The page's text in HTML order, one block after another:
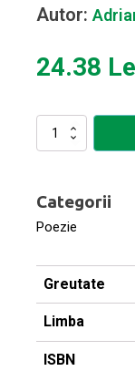
Autor:
24.38
Cantitate
Lacrimi
Categorii
Poezie
Greutate
Limba
ISBN